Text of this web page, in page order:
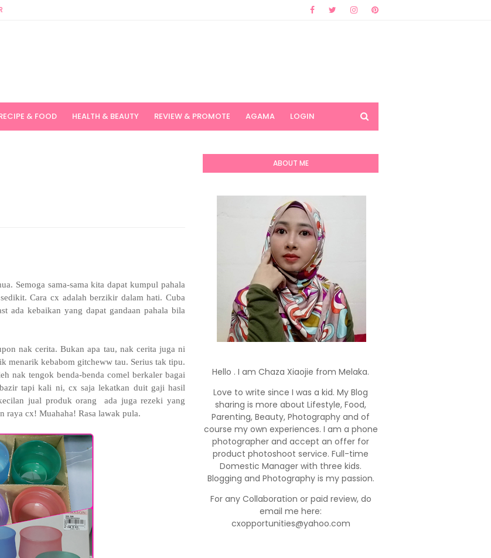
& FOOD HEALTH & BEAUTY REVIEW & PROMOTE AGAMA LOGIN
Semoga sama-sama kita dapat kumpul pahala
Cara cx adalah berzikir dalam hati. Cuba
ada kebaikan yang dapat gandaan pahala bila
nak cerita. Bukan apa tau, nak cerita juga ni
menarik kebabom gitcheww tau. Serius tak tipu.
nak tengok benda-benda comel berkaler bagai
tapi kali ni, cx saja lekatkan duit gaji hasil
jual produk orang ada juga rezeki yang
raya cx! Muahaha! Rasa lawak pula.
ABOUT ME
Hello . I am Chaza Xiaojie from Melaka.
Love to write since I was a kid. My Blog
sharing is more about Lifestyle, Food,
Parenting, Beauty, Photography and of
course my own experiences. I am a phone
photographer and accept an offer for
product photoshoot service. Full-time
Domestic Manager with three kids.
Blogging and Photography is my passion.
For any Collaboration or paid review, do
email me here:
cxopportunities@yahoo.com